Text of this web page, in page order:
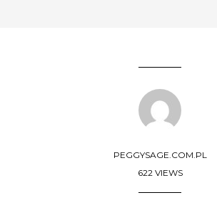
PEGGYSAGE.COM.PL
622 VIEWS